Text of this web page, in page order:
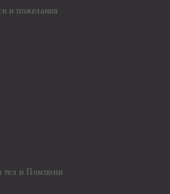
и пожелания
тел и Помпони